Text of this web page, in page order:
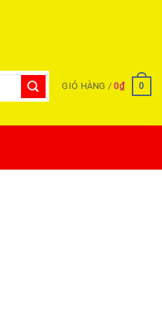
GIỎ HÀNG /0₫ 0